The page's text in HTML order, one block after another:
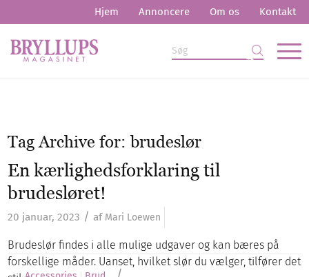
Hjem Annoncere Om os Kontakt
Tag Archive for:brudeslør
En kærlighedsforklaring til
brudesløret!
20 januar, 2023 / af Mari Loewen
Brudeslør findes i alle mulige udgaver og kan bæres på
forskellige måder. Uanset, hvilket slør du vælger, tilfører det